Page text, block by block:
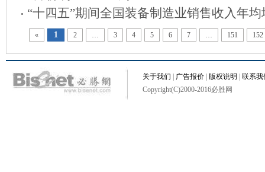
“十四五”期间全国装备制造业销售收入年均
« 1 2 … 3 4 5 6 7 … 151 152
关于我们 广告报价 版权说明
联系我
Copyright(C)2000-2016必胜网